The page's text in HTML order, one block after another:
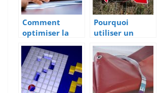
Comment
optimiser la
gestion de local
commercial ?
Pourquoi
utiliser un
panneau
immobilier ?